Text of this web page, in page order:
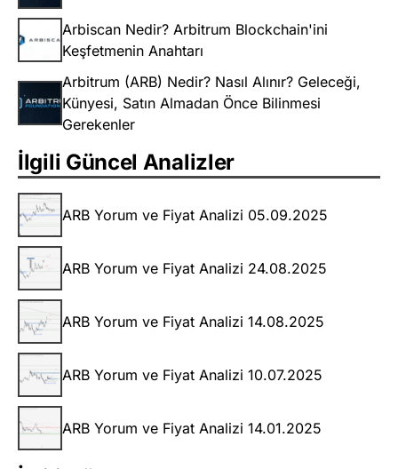
Arbiscan Nedir? Arbitrum Blockchain'ini
Keşfetmenin Anahtarı
Arbitrum (ARB) Nedir? Nasıl Alınır? Geleceği,
Künyesi, Satın Almadan Önce Bilinmesi
Gerekenler
İlgili Güncel Analizler
ARB Yorum ve Fiyat Analizi 05.09.2025
ARB Yorum ve Fiyat Analizi 24.08.2025
ARB Yorum ve Fiyat Analizi 14.08.2025
ARB Yorum ve Fiyat Analizi 10.07.2025
ARB Yorum ve Fiyat Analizi 14.01.2025